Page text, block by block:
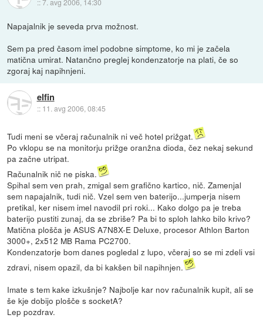
::7. avg 2006, 14:30
Napajalnik je seveda prva možnost.
Sem pa pred časom imel podobne simptome, ko mi je začela
matična umirat. Natančno preglej kondenzatorje na plati, če so
zgoraj kaj napihnjeni.
elfin
:: 11. avg 2006, 08:45
Tudi meni se včeraj računalnik ni več hotel prižgat.
Po vklopu se na monitorju prižge oranžna dioda, čez nekaj sekund
pa začne utripat.
Računalnik nič ne piska.
Spihal sem ven prah, zmigal sem grafično kartico, nič. Zamenjal
sem napajalnik, tudi nič. Vzel sem ven baterijo...jumperja nisem
pretikal, ker nisem imel navodil pri roki... Kako dolgo pa je treba
baterijo pustiti zunaj, da se zbriše? Pa bi to sploh lahko bilo krivo?
Matična plošča je ASUS A7N8X-E Deluxe, procesor Athlon Barton
3000+, 2x512 MB Rama PC2700.
Kondenzatorje bom danes pogledal z lupo, včeraj so se mi zdeli vsi
zdravi, nisem opazil, da bi kakšen bil napihnjen.
Imate s tem kake izkušnje? Najbolje kar nov računalnik kupit, ali se
še kje dobijo plošče s socketA?
Lep pozdrav.